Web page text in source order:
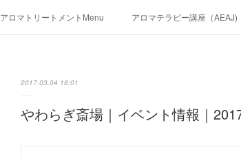
アロマトリートメントMenu アロマテラピー講座（AEAJ)
2017.03.04 18:01
やわらぎ斎場｜イベント情報｜